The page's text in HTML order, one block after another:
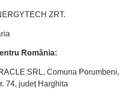
ZRT.
România:
SRL, Comuna Porumbeni,
74, județ Harghita